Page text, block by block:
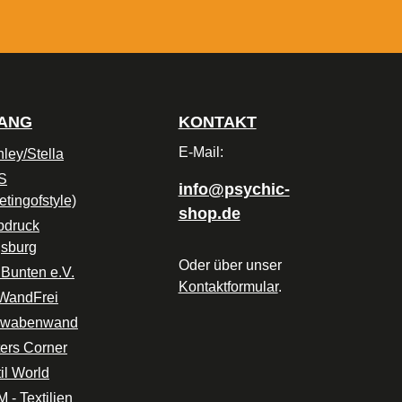
Stella
e.V.
Corner
World
- Textilien
KONTAKT
E-Mail:
info@psychic-
shop.de
Oder über unser
Kontaktformular.